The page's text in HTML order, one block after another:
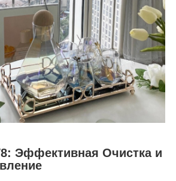
Эффективная Очистка и